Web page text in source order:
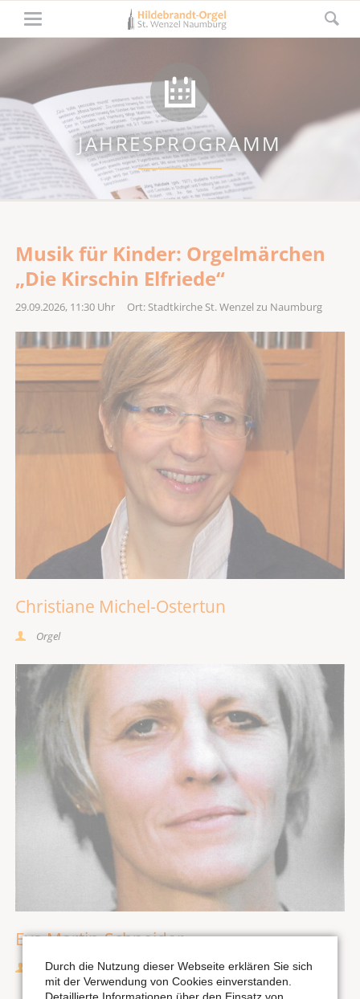
JAHRESPROGRAMM
Musik für Kinder: Orgelmärchen
„Die Kirschin Elfriede“
29.09.2026, 11:30Uhr Ort: Stadtkirche St. Wenzel zu Naumburg
Christiane Michel-Ostertun
Orgel
Eva Martin-Schneider
Sprecherin
Durch die Nutzung dieser Webseite erklären Sie sich
mit der Verwendung von Cookies einverstanden.